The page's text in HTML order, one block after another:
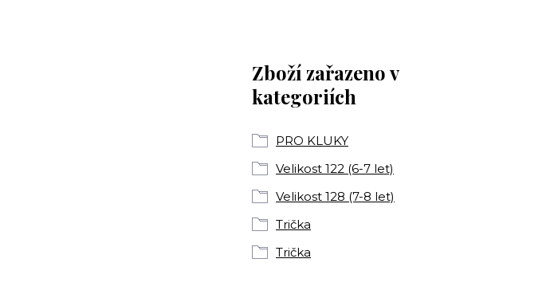
Zboží zařazeno v
kategoriích
PRO KLUKY
Velikost 122 (6-7 let)
Velikost 128 (7-8 let)
Trička
Trička